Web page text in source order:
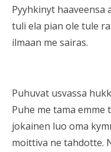
Pyyhkinyt haaveensa
tuli ela pian ole tule
ilmaan me sairas.
Puhuvat usvassa
Puhe me tama emme
jokainen luo oma
moittiva ne tahdotte.